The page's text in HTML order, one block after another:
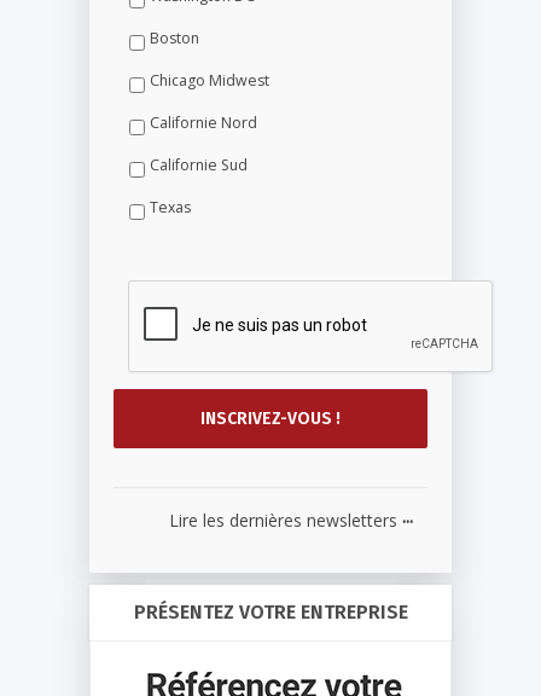
Boston
Chicago Midwest
Californie Nord
Californie Sud
Texas
Lire les dernières newsletters ...
PRÉSENTEZ VOTRE ENTREPRISE